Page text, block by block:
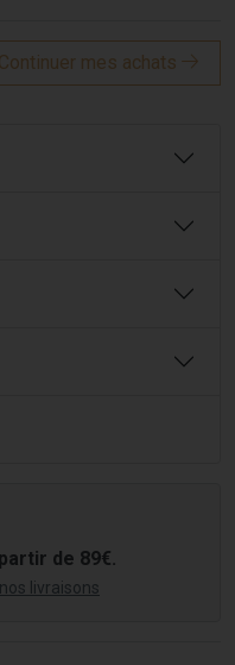
Continuer mes achats
de 89€.
livraisons